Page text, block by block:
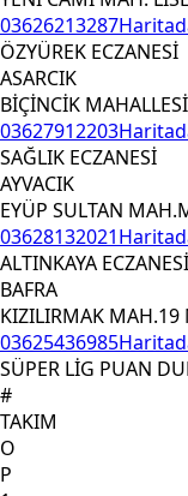
03626213287
ÖZYÜREK ECZANESİ
ASARCIK
BİÇİNCİK
03627912203
SAĞLIK ECZANESİ
AYVACIK
EYÜP SULTAN
03628132021
ALTINKAYA ECZANESİ
BAFRA
KIZILIRMAK MAH.19
03625436985
SÜPER LİG PUAN
#
TAKIM
O
P